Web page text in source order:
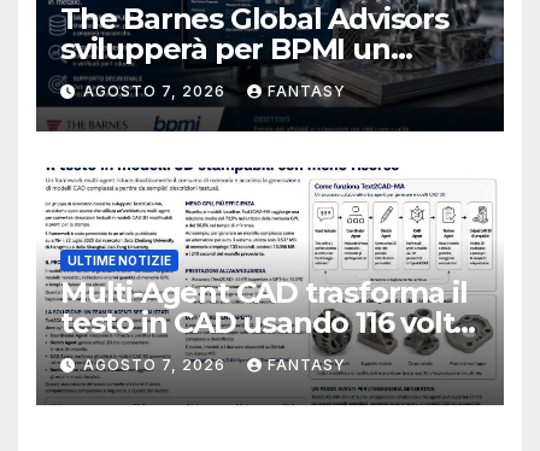
The Barnes Global Advisors
svilupperà per BPMI un
database per la stampa 3D
metallica destinata alla filiera
navale statunitense
AGOSTO 7, 2026 FANTASY
ULTIME NOTIZIE
Multi-Agent CAD trasforma il
testo in CAD usando 116 volte
meno token
AGOSTO 7, 2026 FANTASY